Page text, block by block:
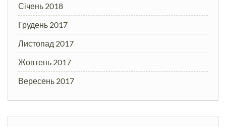
Січень 2018
Грудень 2017
Листопад 2017
Жовтень 2017
Вересень 2017